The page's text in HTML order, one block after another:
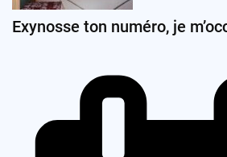
Exynosse ton numéro, je